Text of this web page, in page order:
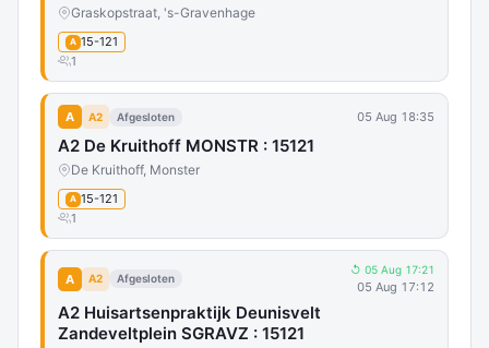
Graskopstraat, 's-Gravenhage
A 15-121
1
A A2 Afgesloten 05 Aug 18:35
A2 De Kruithoff MONSTR : 15121
De Kruithoff, Monster
A 15-121
1
A A2 Afgesloten
↺ 05 Aug 17:21
05 Aug 17:12
A2 Huisartsenpraktijk Deunisvelt
Zandeveltplein SGRAVZ : 15121